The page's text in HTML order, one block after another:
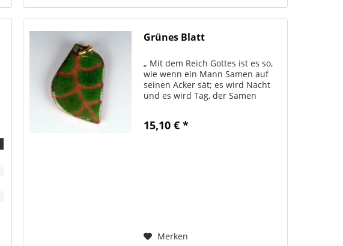
Grünes Blatt
„ Mit dem Reich Gottes ist es so,
wie wenn ein Mann Samen auf
seinen Acker sät; es wird Nacht
und es wird Tag, der Samen
Anhänger kommen alle aus Taizé
15,10 € *
Merken